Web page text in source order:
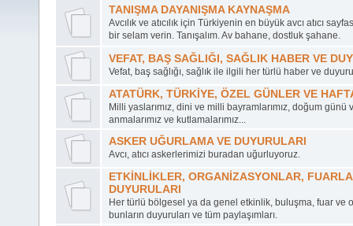
TANIŞMA DAYANIŞMA KAYNAŞMA
Avcılık ve atıcılık için Türkiyenin en büyük avcı atıcı
bir selam verin. Tanışalım. Av bahane, dostluk şahane.
VEFAT, BAŞ SAĞLIĞI, SAĞLIK HABER VE
Vefat, baş sağlığı, sağlık ile ilgili her türlü haber ve
ATATÜRK, TÜRKİYE, ÖZEL GÜNLER VE
Milli yaslarımız, dini ve milli bayramlarımız, doğum
anmalarımız ve kutlamalarımız...
ASKER UĞURLAMA VE DUYURULARI
Avcı, atıcı askerlerimizi buradan uğurluyoruz.
ETKİNLİKLER, ORGANİZASYONLAR,
DUYURULARI
Her türlü bölgesel ya da genel etkinlik, buluşma, fuar ve
bunların duyuruları ve tüm paylaşımları.